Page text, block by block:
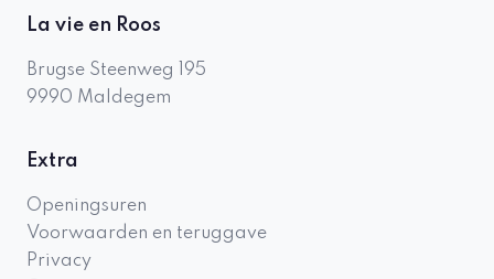
La vie en Roos
Brugse Steenweg 195
9990 Maldegem
Extra
Openingsuren
Voorwaarden en teruggave
Privacy